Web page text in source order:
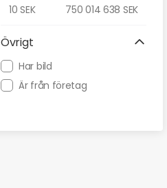
10 SEK 750 014 638 SEK
Övrigt
Har bild
Är från företag